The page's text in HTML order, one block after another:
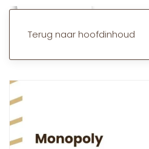
Terug naar hoofdinhoud